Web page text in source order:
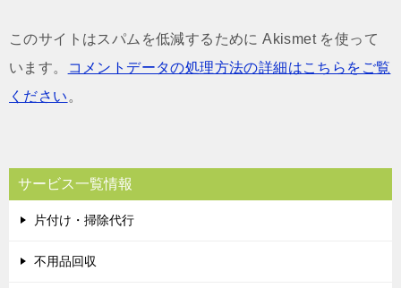
このサイトはスパムを低減するために Akismet を使って
います。
コメントデータの処理方法の詳細はこちらをご覧
ください 。
サービス一覧情報
片付け・掃除代行
不用品回収